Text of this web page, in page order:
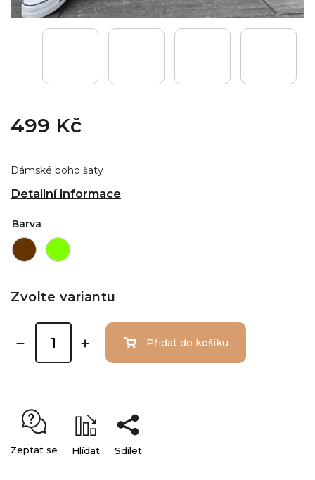
499 Kč
Dámské boho šaty
Detailní informace
Barva
Zvolte variantu
Přidat do košíku
Zeptat se Hlídat Sdílet